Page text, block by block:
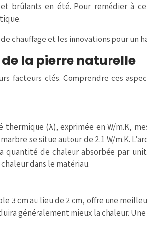
brûlants en été. Pour remédier à
chauffage et les innovations pour
la pierre naturelle
facteurs clés. Comprendre ces
(λ), exprimée en W/m.K,
se situe autour de 2.1 W/m.K.
quantité de chaleur absorbée par
dans le matériau.
3 cm au lieu de 2 cm, offre une
généralement mieux la chaleur.